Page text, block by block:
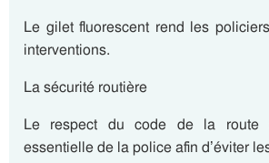
Le gilet fluorescent rend les
interventions.
La sécurité routière
Le respect du code de la route
essentielle de la police afin d’éviter